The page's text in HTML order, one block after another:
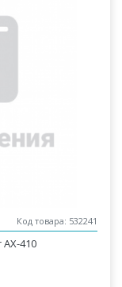
Код товара: 532241
410